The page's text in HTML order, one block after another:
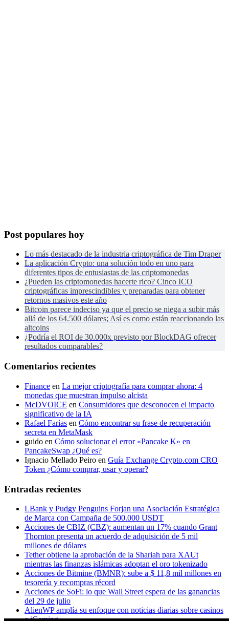
Post populares hoy
Lo más destacado de la industria criptográfica de Tim Draper
La aplicación Crypto: una solución todo en uno para
diferentes tipos de entusiastas de las criptomonedas
¿Pueden las criptomonedas hacerte rico? Cinco ICO
criptográficas imprescindibles y preparadas para obtener
retornos masivos este año
Bitcoin parece indeciso ya que el precio se niega a subir más
allá de los 64.500 dólares; Así es como están reaccionando las
altcoins
¿Podría el ROI de 30.000x previsto por BlockDAG ofrecer
resultados comparables?
Comentarios recientes
Finance en La mejor criptografía para comprar ahora: 4
monedas que muestran impulso alcista
McDVOICE en Consumidores que desconocen el impacto
significativo de la IA
Rafael Farías en Cómo encontrar su frase de recuperación
secreta en MetaMask
guido en Cómo solucionar el error «Pancake K» en
PancakeSwap ¿Qué es?
Ignacio Mellado Peiro en Guía Exchange Crypto.com CRO
Token ¿Cómo comprar, usar y operar?
Entradas recientes
LBank y Pudgy Penguins Forjan una Asociación Estratégica
de Marca con Campaña de 500.000 USDT
Acciones de CBIZ (CBZ): aumentan un 17% cuando Grant
Thornton presenta un acuerdo de adquisición de 5 mil
millones de dólares
Tether obtiene la aprobación de la Shariah para XAUt
mientras las finanzas islámicas adoptan el oro tokenizado
Acciones de Bitmine (BMNR): sube a $ 11,8 mil millones en
tesorería y recompras récord
Acciones de SoFi: lo que Wall Street espera de las ganancias
del 29 de julio
AlienWP amplía su enfoque con noticias diarias sobre casinos